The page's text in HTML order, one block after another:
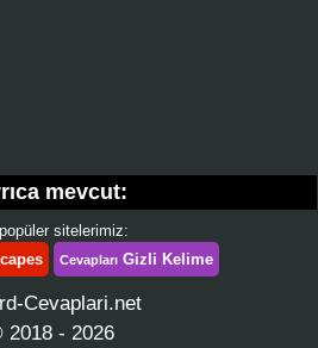
mevcut:
sitelerimiz:
Cevapları Gizli Kelime
Cevaplari.net
2018 - 2026